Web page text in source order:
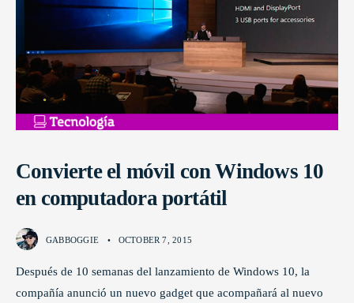
Convierte el móvil con Windows 10
en computadora portátil
GABBOGGIE • OCTOBER 7, 2015
Después de 10 semanas del lanzamiento de Windows 10, la
compañía anunció un nuevo gadget que acompañará al nuevo